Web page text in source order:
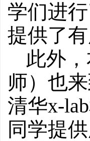
学们进
提供了
此外
师）也
清华x-
同学提